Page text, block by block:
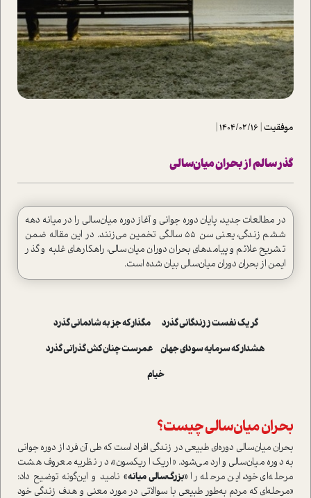
موفقیت|
1404/02/16
|
گذر سالم از بحران میان‌سالی
در مطالعات جدید، پايان دوره جواني و آغاز دوره میان‌سالی را در ميانه دهه
ششم زندگي، يعني سن 55 سالگي تخمين مي‌زنند. در این مقاله ضمن
تشریح علائم و پیامدهای بحران دوران میان‌سالی، راهکارهای غلبه و گذر
ایمن از بحران دوران میان‌سالی بیان شده است.
گر یک نفست ز زندگانی گذرد مگذار که جز به شادمانی گذرد
هشدار که سرمایه سودای جهان عمرست چنان کش گذرانی گذرد
خیام
بحران میان‌سالی چیست؟
بحران میان‌سالی دوره‌ای طبیعی در زندگی افراد است که طی آن فرد از دوره جوانی
به دوره میان‌سالی وارد می‌شود. «اریک اریکسون»، در نظریه معروف هشت
مرحله‌ای خود، این مرحله را «بزرگ‌سالی میانه» نامید و این‌گونه توضیح داد:
«مرحله‌ای که مردم به‌طور طبیعی با سوالاتی در مورد معنی و هدف زندگی خود